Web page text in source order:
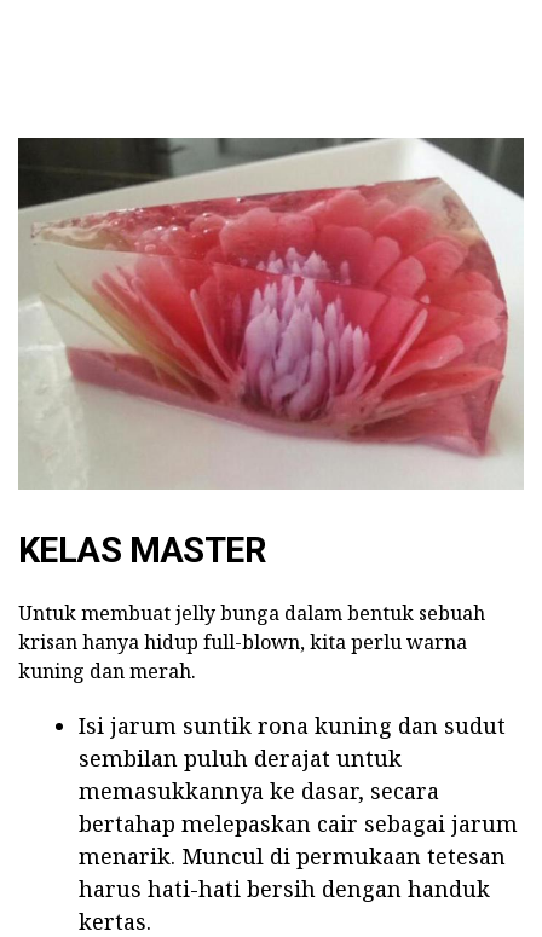
KELAS MASTER
Untuk membuat jelly bunga dalam bentuk sebuah
krisan hanya hidup full-blown, kita perlu warna
kuning dan merah.
Isi jarum suntik rona kuning dan sudut
sembilan puluh derajat untuk
memasukkannya ke dasar, secara
bertahap melepaskan cair sebagai jarum
menarik. Muncul di permukaan tetesan
harus hati-hati bersih dengan handuk
kertas.